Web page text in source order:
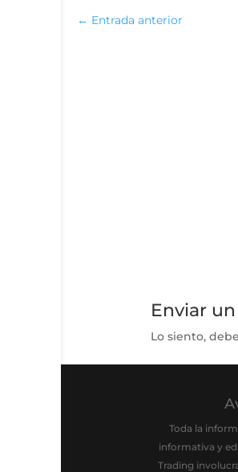
← Entrada anterior
Enviar
Lo siento,
Toda la
informativa y
Trading